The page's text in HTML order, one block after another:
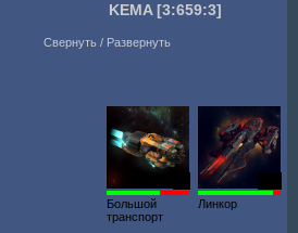
KEMA [3:659:3]
Свернуть / Развернуть
Большой
транспорт
Линкор